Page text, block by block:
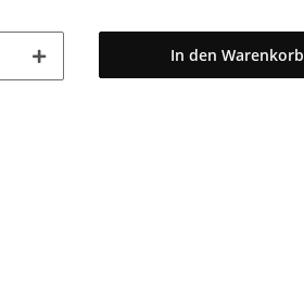
In den Warenkorb